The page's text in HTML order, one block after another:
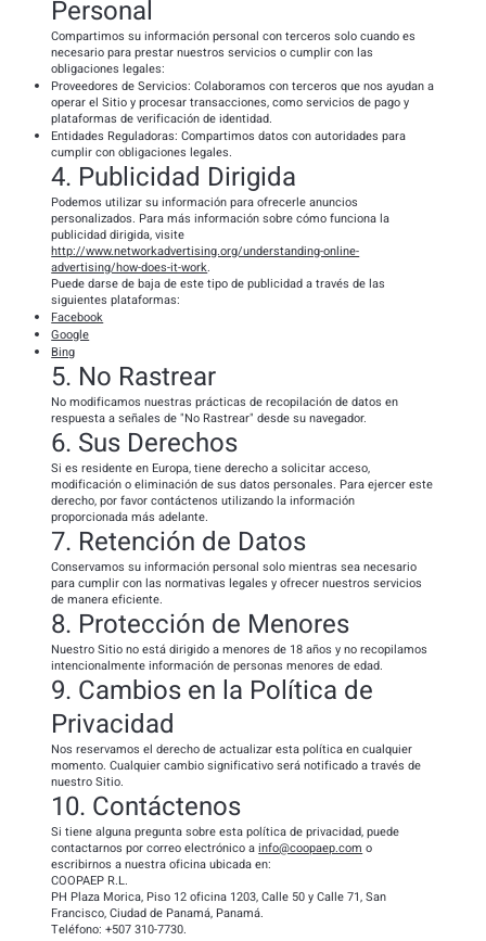
Personal
Compartimos su información personal con terceros solo cuando es
necesario para prestar nuestros servicios o cumplir con las
obligaciones legales:
Proveedores de Servicios: Colaboramos con terceros que nos ayudan a
operar el Sitio y procesar transacciones, como servicios de pago y
plataformas de verificación de identidad.
Entidades Reguladoras: Compartimos datos con autoridades para
cumplir con obligaciones legales.
4. Publicidad Dirigida
Podemos utilizar su información para ofrecerle anuncios
personalizados. Para más información sobre cómo funciona la
publicidad dirigida, visite
http://www.networkadvertising.org/understanding-online-
advertising/how-does-it-work.
Puede darse de baja de este tipo de publicidad a través de las
siguientes plataformas:
Facebook
Google
Bing
5. No Rastrear
No modificamos nuestras prácticas de recopilación de datos en
respuesta a señales de "No Rastrear" desde su navegador.
6. Sus Derechos
Si es residente en Europa, tiene derecho a solicitar acceso,
modificación o eliminación de sus datos personales. Para ejercer este
derecho, por favor contáctenos utilizando la información
proporcionada más adelante.
7. Retención de Datos
Conservamos su información personal solo mientras sea necesario
para cumplir con las normativas legales y ofrecer nuestros servicios
de manera eficiente.
8. Protección de Menores
Nuestro Sitio no está dirigido a menores de 18 años y no recopilamos
intencionalmente información de personas menores de edad.
9. Cambios en la Política de
Privacidad
Nos reservamos el derecho de actualizar esta política en cualquier
momento. Cualquier cambio significativo será notificado a través de
nuestro Sitio.
10. Contáctenos
Si tiene alguna pregunta sobre esta política de privacidad, puede
contactarnos por correo electrónico ainfo@coopaep.com o
escribirnos a nuestra oficina ubicada en:
COOPAEP R.L.
PH Plaza Morica, Piso 12 oficina 1203, Calle 50 y Calle 71, San
Francisco, Ciudad de Panamá, Panamá.
Teléfono: +507 310-7730.